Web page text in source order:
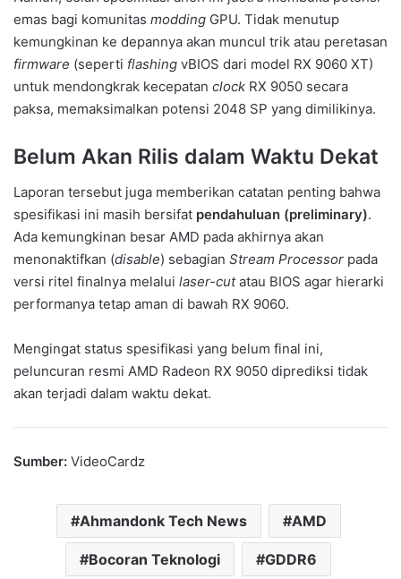
emas bagi komunitas modding GPU. Tidak menutup
kemungkinan ke depannya akan muncul trik atau peretasan
firmware (seperti flashing vBIOS dari model RX 9060 XT)
untuk mendongkrak kecepatan clock RX 9050 secara
paksa, memaksimalkan potensi 2048 SP yang dimilikinya.
Belum Akan Rilis dalam Waktu Dekat
Laporan tersebut juga memberikan catatan penting bahwa
spesifikasi ini masih bersifat pendahuluan (preliminary).
Ada kemungkinan besar AMD pada akhirnya akan
menonaktifkan (disable) sebagian Stream Processor pada
versi ritel finalnya melalui laser-cutatau BIOS agar hierarki
performanya tetap aman di bawah RX 9060.
Mengingat status spesifikasi yang belum final ini,
peluncuran resmi AMD Radeon RX 9050 diprediksi tidak
akan terjadi dalam waktu dekat.
Sumber: VideoCardz
Ahmandonk Tech News AMD
Bocoran Teknologi GDDR6